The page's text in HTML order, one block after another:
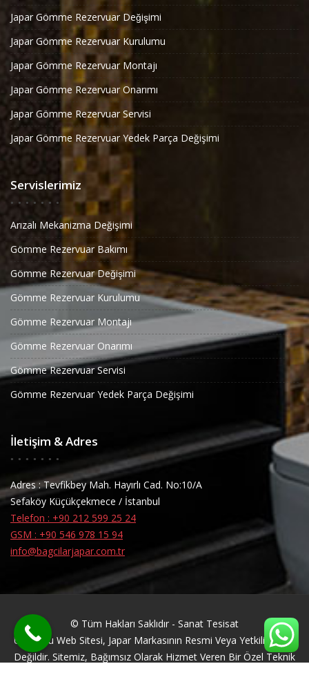
Japar Gömme Rezervuar Değişimi
Japar Gömme Rezervuar Kurulumu
Japar Gömme Rezervuar Montajı
Japar Gömme Rezervuar Onarımı
Japar Gömme Rezervuar Servisi
Japar Gömme Rezervuar Yedek Parça Değişimi
Servislerimiz
Arızalı Mekanizma Değişimi
Gömme Rezervuar Bakımı
Gömme Rezervuar Değişimi
Gömme Rezervuar Kurulumu
Gömme Rezervuar Montajı
Gömme Rezervuar Onarımı
Gömme Rezervuar Servisi
Gömme Rezervuar Yedek Parça Değişimi
İletişim & Adres
Adres : Tevfikbey Mah. Hayırlı Cad. No:10/A
Sefaköy Küçükçekmece / İstanbul
Telefon : +90 212 599 25 24
GSM : +90 546 978 15 94
info@bagcilarjapar.com.tr
© Tüm Hakları Saklıdır - Sanat Tesisat
Uyarı: Bu Web Sitesi, Japar Markasının Resmi Veya Yetkili Servisi
Değildir. Sitemiz, Bağımsız Olarak Hizmet Veren Bir Özel Teknik